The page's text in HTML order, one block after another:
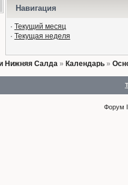
Навигация
· Текущий месяц
· Текущая неделя
Нижняя Салда» Календарь»
Форум